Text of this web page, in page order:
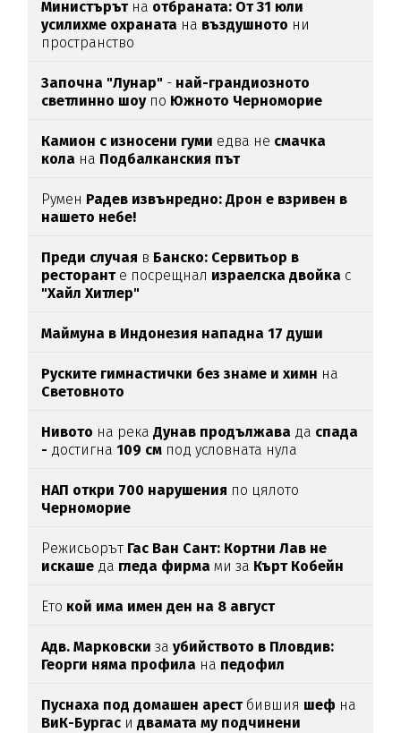
Министърътна отбраната: От 31 юли
усилихме охраната на въздушното ни
пространство
Започна "Лунар" - най-грандиозното
светлинно шоупо Южното Черноморие
Камион с износени гуми едва нe смачка
кола на Подбалканския път
Румен Радев извънредно: Дрон е взривен в
нашето небе!
Преди случая в Банско: Сервитьор в
ресторант е посрещнал израелска двойка с
"Хайл Хитлер"
Маймуна в Индонезия нападна 17 души
Руските гимнастички без знаме и химн на
Световното
Нивото на рекаДунав продължава да спада
- достигна109 см под условната нула
НАП откри 700 нарушения по цялото
Черноморие
Режисьорът Гас Ван Сант: Кортни Лав не
искаше да гледа фирма ми за Кърт Кобейн
Ето кой има имен ден на 8 август
Адв. Марковски заубийството в Пловдив:
Георги няма профила на педофил
Пуснаха под домашен арестбившия шеф на
ВиК-Бургас и двамата му подчинени